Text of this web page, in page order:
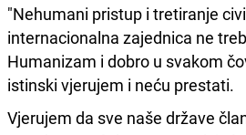
"Nehumani pristup i tretiranje
internacionalna zajednica ne
Humanizam i dobro u svakom
istinski vjerujem i neću prestati.
Vjerujem da sve naše države